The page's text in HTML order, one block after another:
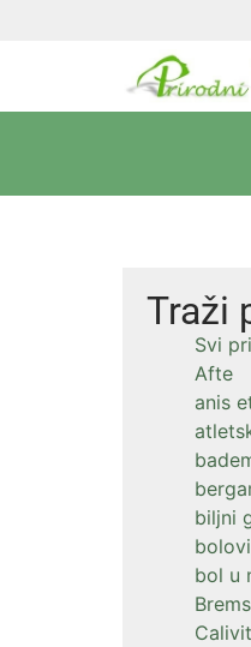
Traži
Svi
Afte
anis
biljni
bol u